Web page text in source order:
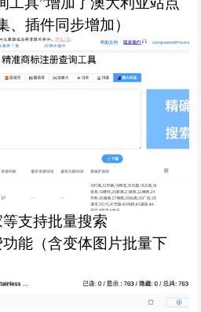
、插件同步增加）
支持批量搜索
能（含变体图片批量下